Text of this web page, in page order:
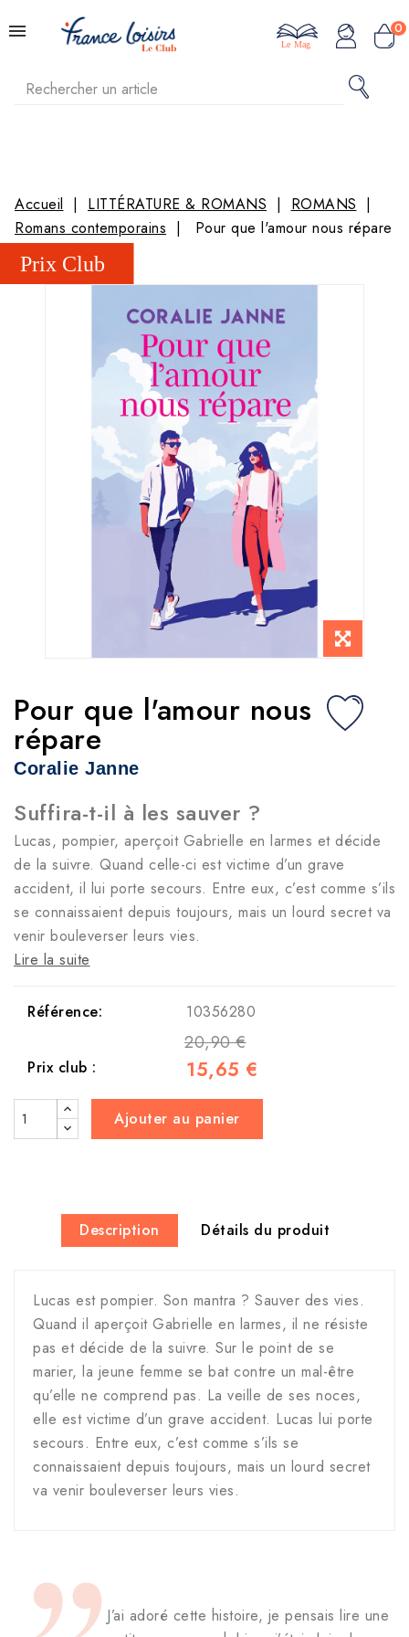
0
Le Mag
Accueil LITTÉRATURE & ROMANS
ROMANS
Romans contemporains
Pour que l'amour nous répare
Pour que l'amour nous
répare
Coralie Janne
Suffira-t-il à les sauver ?
Lucas, pompier, aperçoit Gabrielle en larmes et décide
de la suivre. Quand celle-ci est victime d’un grave
accident, il lui porte secours. Entre eux, c’est comme s’ils
se connaissaient depuis toujours, mais un lourd secret va
venir bouleverser leurs vies.
Lire la suite
Référence: 10356280
20,90 €
Prix club : 15,65 €
Ajouter au panier
Description Détails du produit
Lucas est pompier. Son mantra ? Sauver des vies.
Quand il aperçoit Gabrielle en larmes, il ne résiste
pas et décide de la suivre. Sur le point de se
marier, la jeune femme se bat contre un mal-être
qu’elle ne comprend pas. La veille de ses noces,
elle est victime d’un grave accident. Lucas lui porte
secours. Entre eux, c’est comme s’ils se
connaissaient depuis toujours, mais un lourd secret
va venir bouleverser leurs vies.
J’ai adoré cette histoire, je pensais lire une